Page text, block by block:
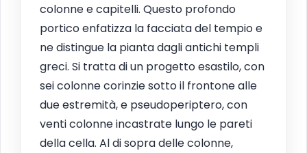
colonne e capitelli. Questo profondo
portico enfatizza la facciata del tempio e
ne distingue la pianta dagli antichi templi
greci. Si tratta di un progetto esastilo, con
sei colonne corinzie sotto il frontone alle
due estremità, e pseudoperiptero, con
venti colonne incastrate lungo le pareti
della cella. Al di sopra delle colonne,